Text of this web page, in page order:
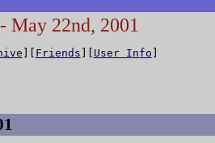
May 22nd, 2001
][ Friends ][ User Info ]